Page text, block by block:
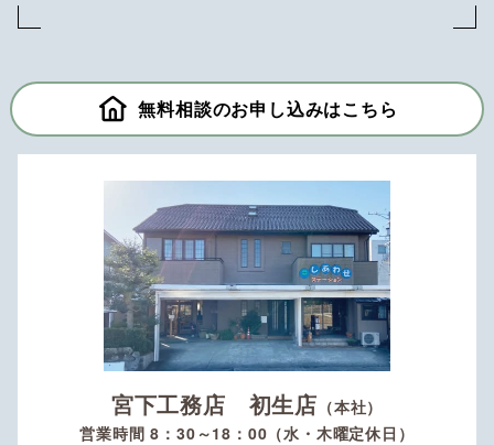
無料相談のお申し込みはこちら
宮下工務店 初生店 （本社）
営業時間 8：30～18：00（水・木曜定休日）